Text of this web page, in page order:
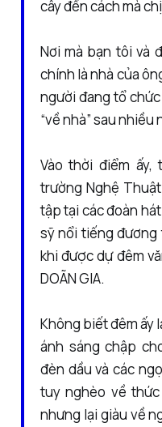
cây đến cách mà
Nơi mà bạn tôi và
chính là nhà của
người đang tổ chức
“về nhà” sau nhiều
Vào thời điểm ấy,
trường Nghệ
tập tại các đoàn
sỹ nổi tiếng đương
khi được dự đêm
DOÃN GIA.
Không biết đêm ấy
ánh sáng chập
đèn dầu và các
tuy nghèo về
nhưng lại giàu về